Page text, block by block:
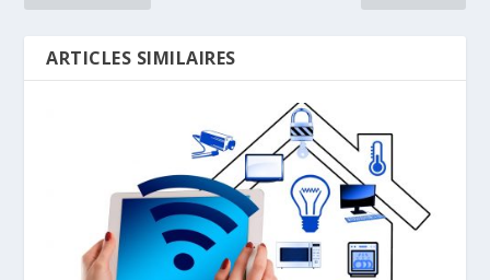
ARTICLES SIMILAIRES